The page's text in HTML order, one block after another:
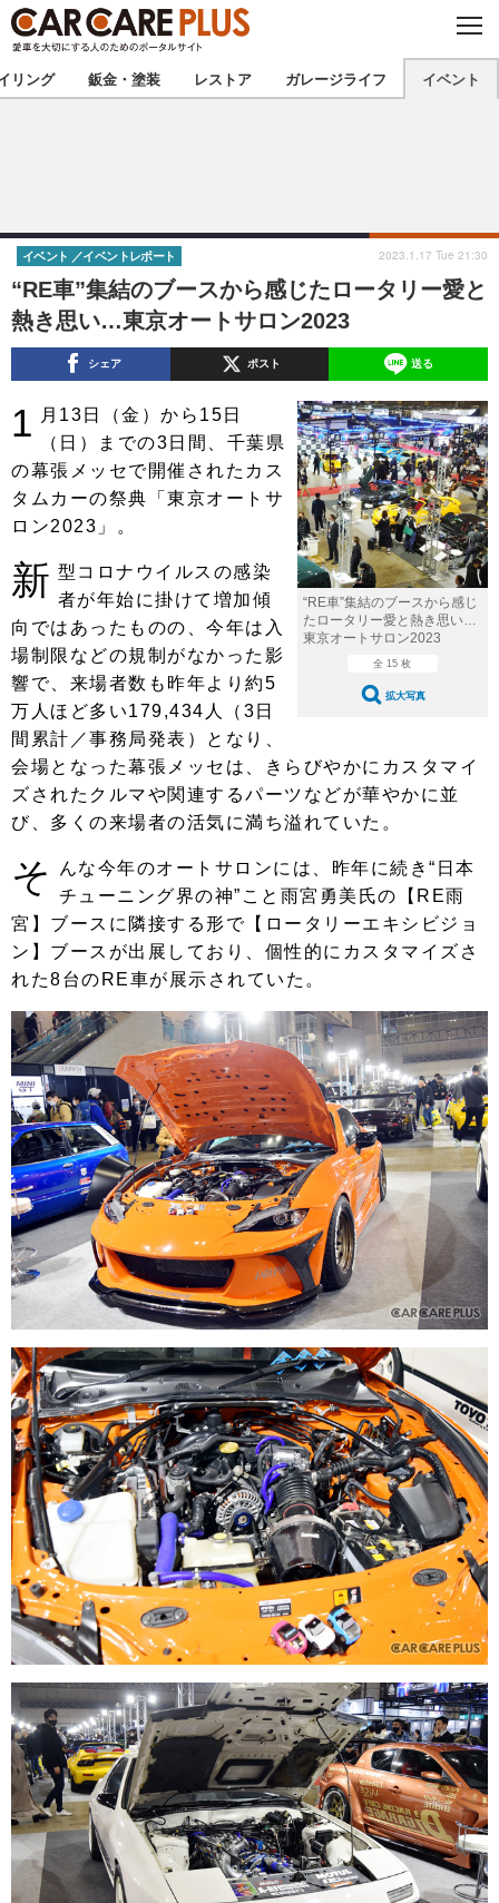
C
O
S
E
★カーケアプラス認定★ 厳選プロショップを地域から探す
甲信越 北陸
東海 関西
中国 四国
九州 沖縄
注目の記事
ショップレポート 愛車 File
ストップ！不具合修理＆粗悪修理
鈑金・塗装
ディテイリング
洗車
ヘッドライト磨き コーティング
フィルム・ラッピング
小キズ直し 防錆
特集記事
ストップ 不具合修理＆粗悪修理
カーメーカー「旧車」関連プロジェ
クト
コラム
ショップ紹介
ショップレポート プロショップ検索
レストア
カーメーカー「旧車」関連プロジ
ェクト
インタビュー
イベント
イベント告知 イベントレポート
リング 鈑金・塗装 レストア ガレージライフ イベント
“RE車”集結のブースから感じたロータリー愛と
熱き思い…東京オートサロン2023
イベント イベントレポート 2023.1.17 Tue 21:30
シェア ポスト 送る
“RE車”集結のブースから感じ
たロータリー愛と熱き思い…
東京オートサロン2023
全 15 枚
拡大写真
1
月13日（金）から15日
（日）までの3日間、千葉県
の幕張メッセで開催されたカス
タムカーの祭典「東京オートサ
ロン2023」。
新 型コロナウイルスの感染
者が年始に掛けて増加傾
向ではあったものの、今年は入
場制限などの規制がなかった影
響で、来場者数も昨年より約5
万人ほど多い179,434人
（3日
間累計／事務局発表）となり、
会場となった幕張メッセは、きらびやかにカスタマイ
ズされたクルマや関連するパーツなどが華やかに並
び、多くの来場者の活気に満ち溢れていた。
そ んな今年のオートサロンには、昨年に続き “日本
チューニング界の神”こと雨宮勇美氏の【RE雨
宮】ブースに隣接する形で【ロータリーエキシビジョ
ン】ブースが出展しており、個性的にカスタマイズさ
れた8台のRE車が展示されていた。